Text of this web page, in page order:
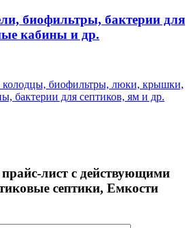
биофильтры, бактерии для
кабины и др.
биофильтры, люки, крышки,
бактерии для септиков, ям и др.
лист с действующими
септики, Емкости